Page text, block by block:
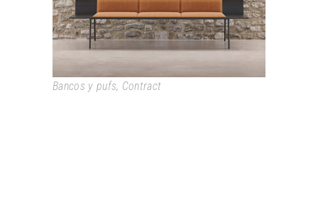
Bancos y pufs, Contract